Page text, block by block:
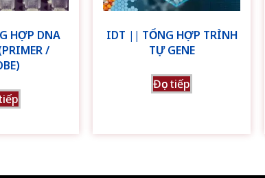
HỢP DNA
/
IDT || TỔNG HỢP TRÌNH
TỰ GENE
Đọc tiếp